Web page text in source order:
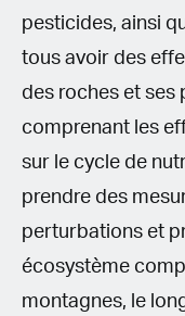
pesticides, ainsi
tous avoir des
des roches et ses
comprenant les
sur le cycle de
prendre des
perturbations et
écosystème
montagnes, le